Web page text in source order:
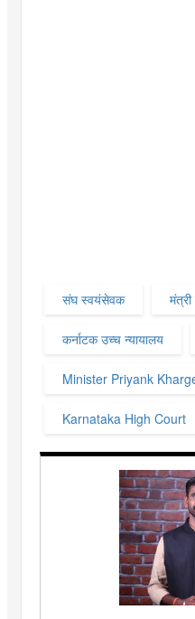
संघ स्वयंसेवक
कर्नाटक उच्च न्यायालय
Minister Priyank
Karnataka High Court